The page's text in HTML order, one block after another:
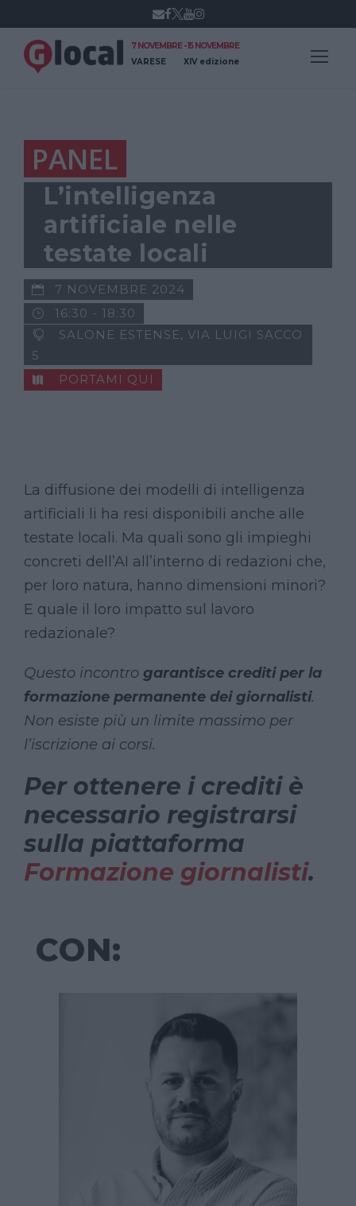
7 NOVEMBRE - 15 NOVEMBRE
VARESE
XIV edizione
PANEL
L’intelligenza
artificiale nelle
testate locali
7 NOVEMBRE 2024
16:30 - 18:30
SALONE ESTENSE, VIA LUIGI SACCO
5
PORTAMI QUI
La diffusione dei modelli di intelligenza
artificiali li ha resi disponibili anche alle
testate locali. Ma quali sono gli impieghi
concreti dell’AI all’interno di redazioni che,
per loro natura, hanno dimensioni minori?
E quale il loro impatto sul lavoro
redazionale?
Questo incontro garantisce crediti per la
formazione permanente dei giornalisti.
Non esiste più un limite massimo per
l’iscrizione ai corsi.
Per ottenere i crediti è
necessario registrarsi
sulla piattaforma
Formazione giornalisti.
CON: